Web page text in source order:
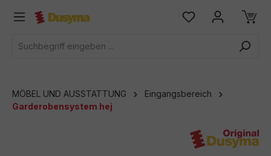
springen
MÖBEL UND AUSSTATTUNG
Eingangsbereich
Garderobensystem hej